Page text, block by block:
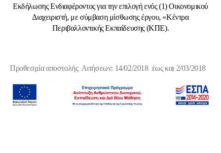
Εκδήλωσης Ενδιαφέροντος για την επιλογήενός (1) Οικονομικού
Διαχειριστή, με σύμβαση μίσθωσης έργου, «Κέντρα
Περιβαλλοντικής Εκπαίδευσης (ΚΠΕ).
Προθεσμία αποστολής Αιτήσεων: 14/02/2018 έως και 2/03/2018